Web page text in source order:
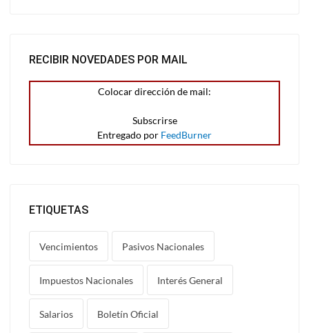
RECIBIR NOVEDADES POR MAIL
Colocar dirección de mail:
Entregado por FeedBurner
ETIQUETAS
Vencimientos Pasivos Nacionales
Impuestos Nacionales Interés General
Salarios Boletín Oficial